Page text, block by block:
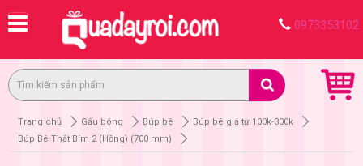
0973353102
Trang chủ Gấu bông Búp bê
Búp bê giá từ 100k-300k
Búp Bê Thắt Bím 2 (Hồng) (700 mm)